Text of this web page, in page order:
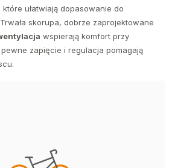
które ułatwiają dopasowanie do
skorupa, dobrze zaprojektowane
wspierają komfort przy
zapięcie i regulacja pomagają